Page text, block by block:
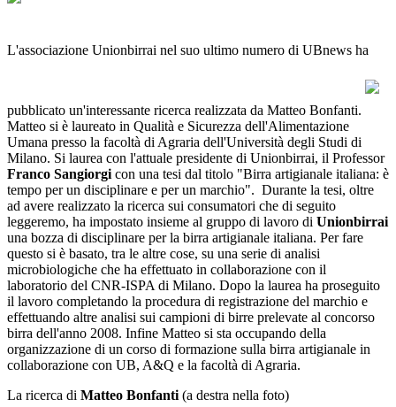
L'associazione Unionbirrai nel suo ultimo numero di UBnews ha
pubblicato un'interessante ricerca realizzata da Matteo Bonfanti.
Matteo si è laureato in Qualità e Sicurezza dell'Alimentazione
Umana presso la facoltà di Agraria dell'Università degli Studi di
Milano. Si laurea con l'attuale presidente di Unionbirrai, il Professor
Franco Sangiorgi con una tesi dal titolo "Birra artigianale italiana: è
tempo per un disciplinare e per un marchio". Durante la tesi, oltre
ad avere realizzato la ricerca sui consumatori che di seguito
leggeremo, ha impostato insieme al gruppo di lavoro di Unionbirrai
una bozza di disciplinare per la birra artigianale italiana. Per fare
questo si è basato, tra le altre cose, su una serie di analisi
microbiologiche che ha effettuato in collaborazione con il
laboratorio del CNR-ISPA di Milano. Dopo la laurea ha proseguito
il lavoro completando la procedura di registrazione del marchio e
effettuando altre analisi sui campioni di birre prelevate al concorso
birra dell'anno 2008. Infine Matteo si sta occupando della
organizzazione di un corso di formazione sulla birra artigianale in
collaborazione con UB, A&Q e la facoltà di Agraria.
La ricerca di Matteo Bonfanti (a destra nella foto)